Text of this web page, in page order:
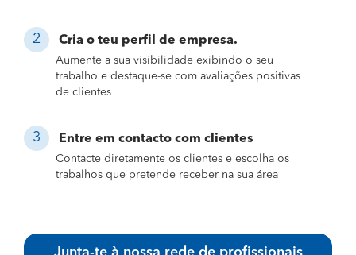
Cria o teu perfil de empresa.
Aumente a sua visibilidade exibindo o seu
trabalho e destaque-se com avaliações positivas
de clientes
Entre em contacto com clientes
Contacte diretamente os clientes e escolha os
trabalhos que pretende receber na sua área